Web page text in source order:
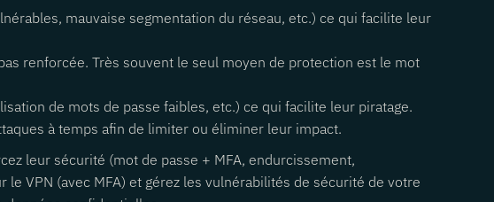
mauvaise segmentation du réseau, etc.) ce qui facilite leur
renforcée. Très souvent le seul moyen de protection est le mot
de mots de passe faibles, etc.) ce qui facilite leur piratage.
à temps afin de limiter ou éliminer leur impact.
leur sécurité (mot de passe + MFA, endurcissement,
VPN (avec MFA) et gérez les vulnérabilités de sécurité de votre